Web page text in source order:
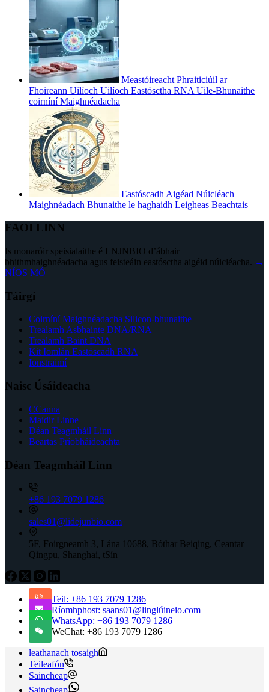
Meastóireacht Phraiticiúil ar
Fhoireann Uilíoch Uilíoch Eastósctha RNA Uile-Bhunaithe
coirníní Maighnéadacha
Eastóscadh Aigéad Núicléach
Maighnéadach Bhunaithe le haghaidh Leigheas Beachtais
FAOI LINN
Is monaróir speisialaithe é LNJNBIO d’ábhair
bhithmhaighnéadacha agus feisteáin eastósctha aigéid núicléacha. →
NÍOS MÓ
Táirgí
Coirníní Maighnéadacha Silicon-bhunaithe
Trealamh Asbhainte DNA/RNA
Trealamh Baint DNA
Kit Iomlán Eastóscadh RNA
Ionstraimí
Naisc Úsáideacha
CCanna
Maidir Linne
Déan Teagmháil Linn
Beartas Príobháideachta
Déan Teagmháil Linn
+86 193 7079 1286
sales01@lidejunbio.com
5F, Foirgneamh 3, Lána 10688, Bóthar Beiqing, Ceantar
Qingpu, Shanghai, tSín
Teil: +86 193 7079 1286
Ríomhphost: saans01@linglúineio.com
WhatsApp: +86 193 7079 1286
WeChat: +86 193 7079 1286
leathanach tosaigh
Teileafón
Saincheap